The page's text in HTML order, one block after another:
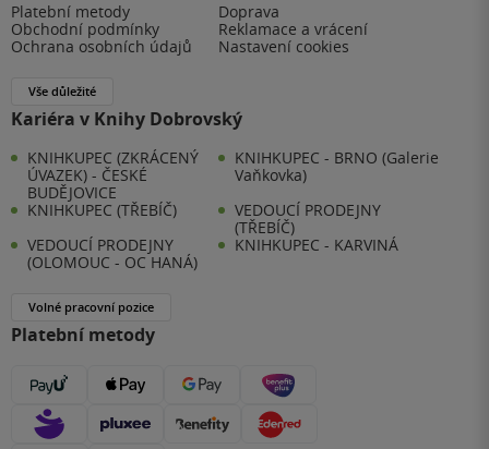
Platební metody
Doprava
Obchodní podmínky
Reklamace a vrácení
Ochrana osobních údajů
Nastavení cookies
Vše důležité
Kariéra v Knihy Dobrovský
KNIHKUPEC (ZKRÁCENÝ
ÚVAZEK) - ČESKÉ
BUDĚJOVICE
KNIHKUPEC - BRNO (Galerie
Vaňkovka)
KNIHKUPEC (TŘEBÍČ)
VEDOUCÍ PRODEJNY
(TŘEBÍČ)
VEDOUCÍ PRODEJNY
(OLOMOUC - OC HANÁ)
KNIHKUPEC - KARVINÁ
Volné pracovní pozice
Platební metody